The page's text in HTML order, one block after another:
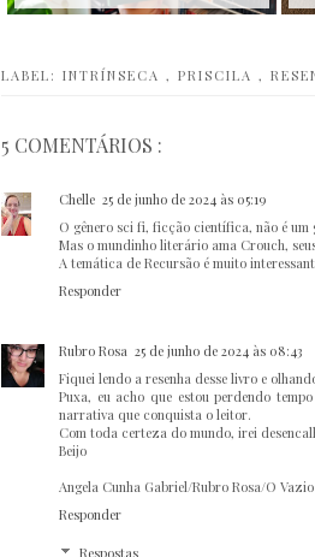
LABEL: INTRÍNSECA , PRISCILA ,
5 COMENTÁRIOS :
Chelle 25 de junho de 2024 às 05:19
O gênero sci fi, ficção científica, não é um
Mas o mundinho literário ama Crouch,
A temática de Recursão é muito
Responder
Rubro Rosa 25 de junho de 2024 às 08:43
Fiquei lendo a resenha desse livro e
Puxa, eu acho que estou perdendo
narrativa que conquista o leitor.
Com toda certeza do mundo, irei
Beijo
Angela Cunha Gabriel/Rubro Rosa/O
Responder
Respostas